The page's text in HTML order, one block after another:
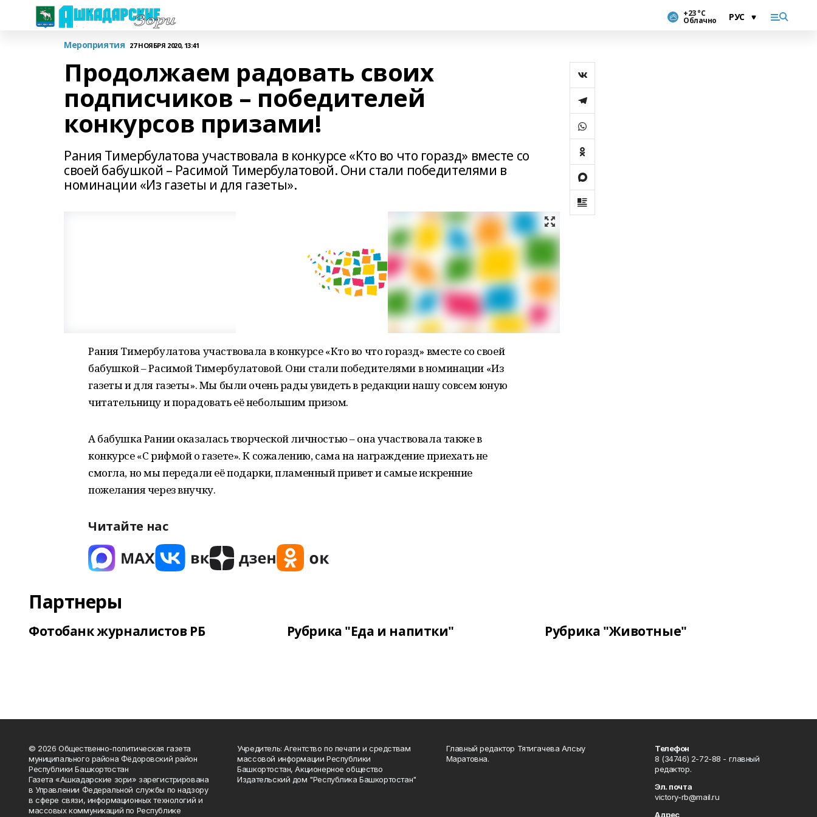
+23 °С
Облачно
Мероприятия 27 НОЯБРЯ 2020, 13:41
Продолжаем радовать своих
подписчиков – победителей
конкурсов призами!
Рания Тимербулатова участвовала в конкурсе «Кто во что горазд» вместе со
своей бабушкой – Расимой Тимербулатовой. Они стали победителями в
номинации «Из газеты и для газеты».
Рания Тимербулатова участвовала в конкурсе «Кто во что горазд» вместе со своей
бабушкой – Расимой Тимербулатовой. Они стали победителями в номинации «Из
газеты и для газеты». Мы были очень рады увидеть в редакции нашу совсем юную
читательницу и порадовать её небольшим призом.
А бабушка Рании оказалась творческой личностью – она участвовала также в
конкурсе «С рифмой о газете». К сожалению, сама на награждение приехать не
смогла, но мы передали её подарки, пламенный привет и самые искренние
пожелания через внучку.
Читайте нас
Партнеры
Фотобанк журналистов РБ Рубрика "Еда и напитки" Рубрика "Животные"
© 2026 Общественно-политическая газета
муниципального района Фёдоровский район
Республики Башкортостан
Газета «Ашкадарские зори» зарегистрирована
в Управлении Федеральной службы по надзору
в сфере связи, информационных технологий и
массовых коммуникаций по Республике
Учредитель: Агентство по печати и средствам
массовой информации Республики
Башкортостан, Акционерное общество
Издательский дом "Республика Башкортостан"
Главный редактор Тятигачева Алсыу
Маратовна.
Телефон
8 (34746) 2-72-88 - главный
редактор.
Эл. почта
victory-rb@mail.ru
Адрес